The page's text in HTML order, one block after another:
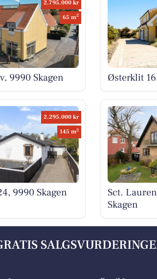
2.795.000 kr
65 m2
9990 Skagen Østerklit
2.295.000 kr
145 m2
9990 Skagen
Sct.
Skagen